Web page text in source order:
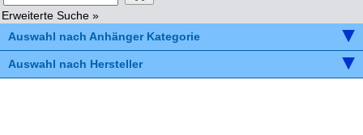
Erweiterte Suche »
Auswahl nach Anhänger Kategorie
Auswahl nach Hersteller